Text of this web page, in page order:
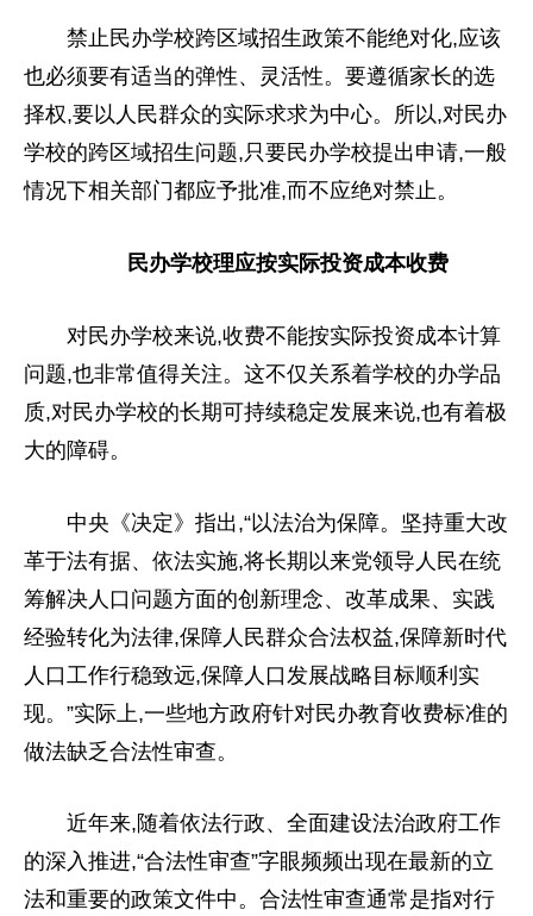
禁止民办学校跨区域招生政策不能绝对化,应该
也必须要有适当的弹性、灵活性。要遵循家长的选
择权,要以人民群众的实际求求为中心。所以,对民办
学校的跨区域招生问题,只要民办学校提出申请,一般
情况下相关部门都应予批准,而不应绝对禁止。
民办学校理应按实际投资成本收费
对民办学校来说,收费不能按实际投资成本计算
问题,也非常值得关注。这不仅关系着学校的办学品
质,对民办学校的长期可持续稳定发展来说,也有着极
大的障碍。
中央 《决定》指出,“以法治为保障。坚持重大改
革于法有据、依法实施,将长期以来党领导 人 民在统
筹解决人口问题方面的创新理念、改革成果、实践
经验转化为法律,保障人民群众合法权益,保障新时代
人口工作行稳致远,保障人口发展战略目标顺利实
现。”实际上,一些地方政府针对民办教育收费标准的
做法缺乏合法性审查。
近年来,随着依法行政、全面建设法治政府工作
的深入推进,“合法性审查”字眼频频出现在最新的立
法和重要的政策文件中。合法性审查通常是指对行